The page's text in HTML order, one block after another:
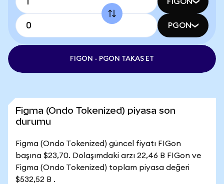
PGON
FIGON - PGON TAKAS ET
Figma (Ondo Tokenized) piyasa son
durumu
Figma (Ondo Tokenized) güncel fiyatı FIGon
başına $23,70. Dolaşımdaki arzı 22,46 B FIGon ve
Figma (Ondo Tokenized) toplam piyasa değeri
$532,52 B .